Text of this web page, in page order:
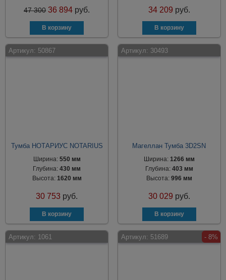
47 300 36 894 руб. 34 209 руб.
Артикул: 50867
Тумба НОТАРИУС NOTARIUS
Ширина: 550 мм
Глубина:430 мм
Высота: 1620 мм
30 753 руб.
Артикул: 30493
Магеллан Тумба 3D2SN
Ширина: 1266 мм
Глубина: 403 мм
Высота: 996 мм
30 029 руб.
Артикул: 1061 Артикул: 51689 - 8%